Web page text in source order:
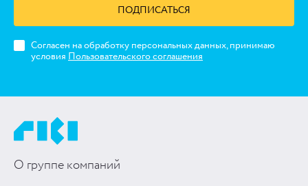
ПОДПИСАТЬСЯ
Согласен на обработку персональных данных, принимаю
условия Пользовательского соглашения
О группе компаний